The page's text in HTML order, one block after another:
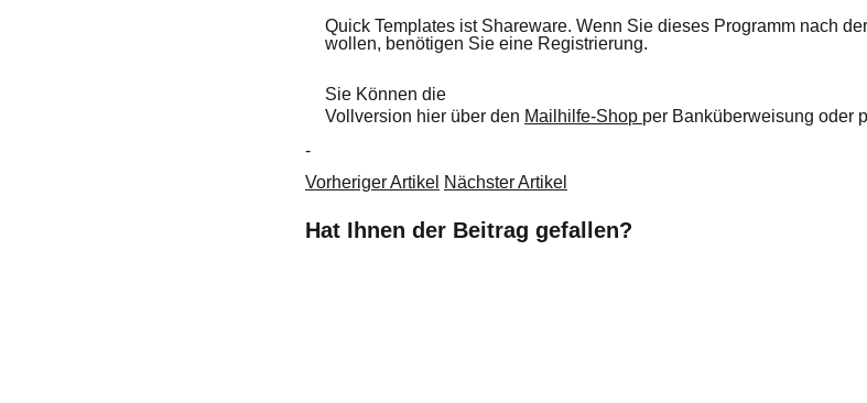
Quick Templates ist Shareware. Wenn Sie dieses Programm nach
wollen, benötigen Sie eine Registrierung.
Sie Können die
Vollversion hier über den Mailhilfe-Shop per Banküberweisung oder
-
Vorheriger Artikel Nächster Artikel
Hat Ihnen der Beitrag gefallen?